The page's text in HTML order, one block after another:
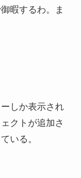
暇するわ。ま
しか表示され
クトが追加さ
いる。